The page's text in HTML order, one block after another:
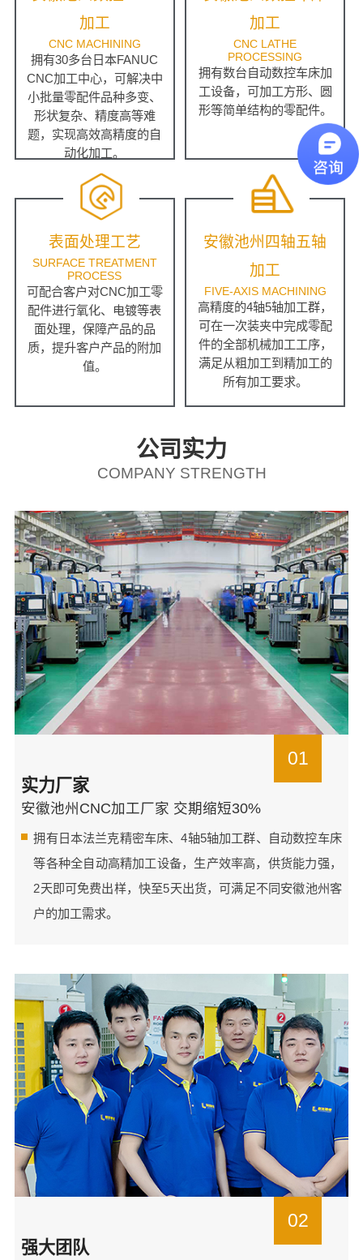
加工
CNC MACHINING
拥有30多台日本FANUC
CNC加工中心，可解决中
小批量零配件品种多变、
形状复杂、精度高等难
题，实现高效高精度的自
动化加工。
加工
CNC LATHE
PROCESSING
拥有数台自动数控车床加
工设备，可加工方形、圆
形等简单结构的零配件。
表面处理工艺
SURFACE TREATMENT
PROCESS
可配合客户对CNC加工零
配件进行氧化、电镀等表
面处理，保障产品的品
质，提升客户产品的附加
值。
安徽池州四轴五轴
加工
FIVE-AXIS MACHINING
高精度的4轴5轴加工群，
可在一次装夹中完成零配
件的全部机械加工工序，
满足从粗加工到精加工的
所有加工要求。
公司实力
COMPANY STRENGTH
01
实力厂家
安徽池州CNC加工厂家 交期缩短30%
拥有日本法兰克精密车床、4轴5轴加工群、自动数控车床
等各种全自动高精加工设备，生产效率高，供货能力强，
2天即可免费出样，快至5天出货，可满足不同安徽池州客
户的加工需求。
02
强大团队